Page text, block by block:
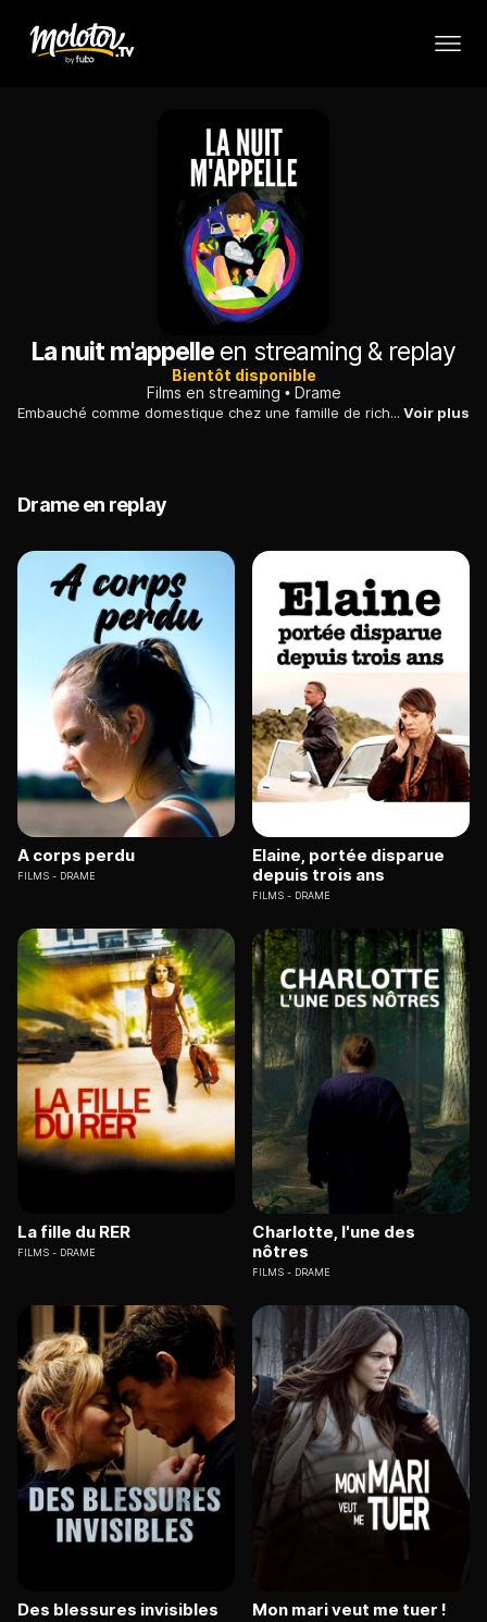
La nuit m'appelle en streaming & replay
Bientôt disponible
Films en streaming
Drame
Embauché comme domestique chez une famille de riches bourgeois reclus dans un hôtel particulier, une femme découvre une chose monstrueuse enfermée au grenier. Voir plus
Drame en replay
A corps perdu
FILMS DRAME
Elaine, portée disparue
depuis trois ans
FILMS DRAME
La fille du RER
FILMS DRAME
Charlotte, l'une des
nôtres
FILMS DRAME
Des blessures invisibles Mon mari veut me tuer !